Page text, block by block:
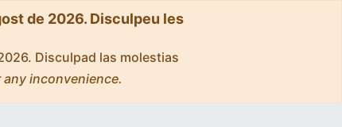
de 2026. Disculpeu les
Disculpad las molestias
inconvenience.